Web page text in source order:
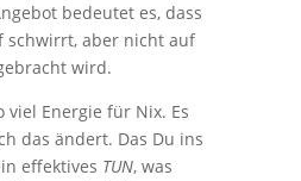
bedeutet es, dass
schwirrt, aber nicht auf
wird.
viel Energie für Nix. Es
das ändert. Das Du ins
effektives TUN, was